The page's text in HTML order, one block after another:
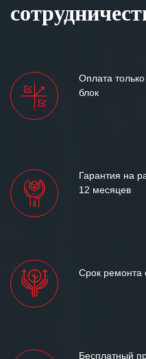
Оплата
блок
Гарантия на
12 месяцев
Срок ремонта
Бесплатный